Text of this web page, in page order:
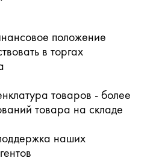
положение
в торгах
товаров - более
товара на складе
наших